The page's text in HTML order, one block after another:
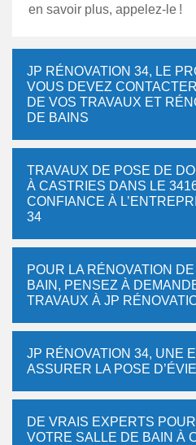
en savoir plus, appelez-le !
JP RÉNOVATION 34, LE
VOUS DEVEZ
DE VOS TRAVAUX ET
DE BAINS
TRAVAUX DE POSE DE
À CASTRIES DANS LE
CONFIANCE À
34
POUR LA RÉNOVATION
BAIN, PENSEZ À
TRAVAUX À JP
JP RÉNOVATION 34, UNE
ASSURER LA POSE
DE VRAIS EXPERTS
VOTRE SALLE DE BAIN À